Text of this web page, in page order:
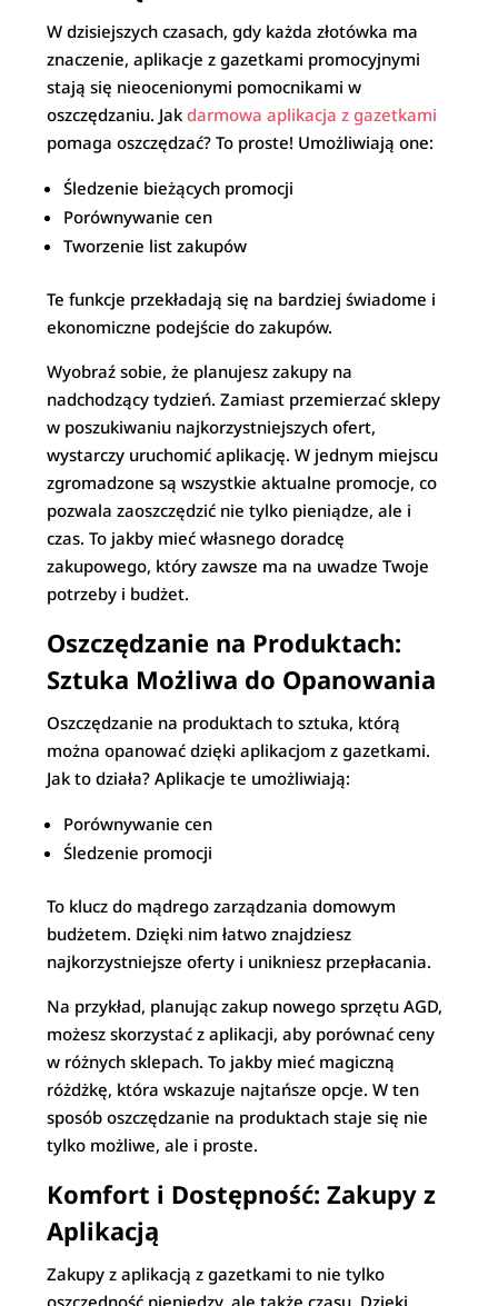
W dzisiejszych czasach, gdy każda złotówka ma
znaczenie, aplikacje z gazetkami promocyjnymi
stają się nieocenionymi pomocnikami w
oszczędzaniu. Jakdarmowa aplikacja z gazetkami
pomaga oszczędzać? To proste! Umożliwiają one:
Śledzenie bieżących promocji
Porównywanie cen
Tworzenie list zakupów
Te funkcje przekładają się na bardziej świadome i
ekonomiczne podejście do zakupów.
Wyobraź sobie, że planujesz zakupy na
nadchodzący tydzień. Zamiast przemierzać sklepy
w poszukiwaniu najkorzystniejszych ofert,
wystarczy uruchomić aplikację. W jednym miejscu
zgromadzone są wszystkie aktualne promocje, co
pozwala zaoszczędzić nie tylko pieniądze, ale i
czas. To jakby mieć własnego doradcę
zakupowego, który zawsze ma na uwadze Twoje
potrzeby i budżet.
Oszczędzanie na Produktach:
Sztuka Możliwa do Opanowania
Oszczędzanie na produktach to sztuka, którą
można opanować dzięki aplikacjom z gazetkami.
Jak to działa? Aplikacje te umożliwiają:
Porównywanie cen
Śledzenie promocji
To klucz do mądrego zarządzania domowym
budżetem. Dzięki nim łatwo znajdziesz
najkorzystniejsze oferty i unikniesz przepłacania.
Na przykład, planując zakup nowego sprzętu AGD,
możesz skorzystać z aplikacji, aby porównać ceny
w różnych sklepach. To jakby mieć magiczną
różdżkę, która wskazuje najtańsze opcje. W ten
sposób oszczędzanie na produktach staje się nie
tylko możliwe, ale i proste.
Komfort i Dostępność: Zakupy z
Aplikacją
Zakupy z aplikacją z gazetkami to nie tylko
oszczędność pieniędzy, ale także czasu. Dzięki